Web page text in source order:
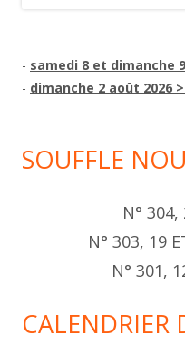
- samedi 8 et dimanche
- dimanche 2 août 2026
SOUFFLE
N°
N° 303, 19
N° 301,
CALENDRIER